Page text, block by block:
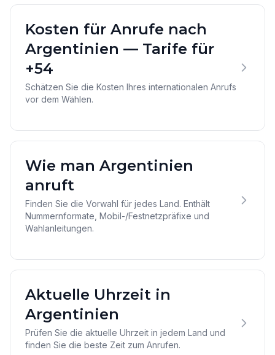
Kosten für Anrufe nach
Argentinien — Tarife für
+54
Schätzen Sie die Kosten Ihres internationalen Anrufs
vor dem Wählen.
Wie man Argentinien
anruft
Finden Sie die Vorwahl für jedes Land. Enthält
Nummernformate, Mobil-/Festnetzpräfixe und
Wahlanleitungen.
Aktuelle Uhrzeit in
Argentinien
Prüfen Sie die aktuelle Uhrzeit in jedem Land und
finden Sie die beste Zeit zum Anrufen.